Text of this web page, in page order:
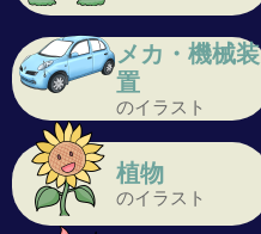
メカ・機械装
置
のイラスト
植物
のイラスト